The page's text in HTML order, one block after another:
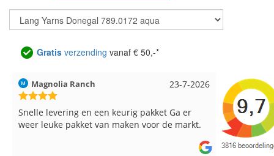
Gratis verzending vanaf € 50,-*
17-7-2026
Hilde uit Loyers
Reeds meerdere keren breigaren en
breinaalden besteld, altijd heel tevreden over
Loes uit
Snelle